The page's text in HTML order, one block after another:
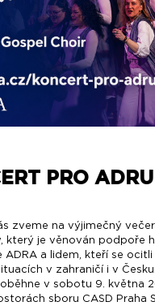
PRO ADRU
zveme na výjimečný
který je věnován podpoře
ADRA a lidem, kteří se
v zahraničí i v Česku.
v sobotu 9. května
sboru CASD Praha